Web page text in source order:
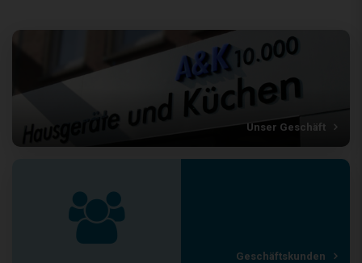
Unser Geschäft
Geschäftskunden